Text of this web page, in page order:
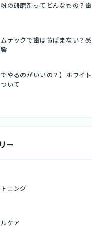
の研磨剤ってどんなもの？
テックで歯は黄ばまない？
でやるのがいいの？】ホワイ
いて
ー
ニング
ケア